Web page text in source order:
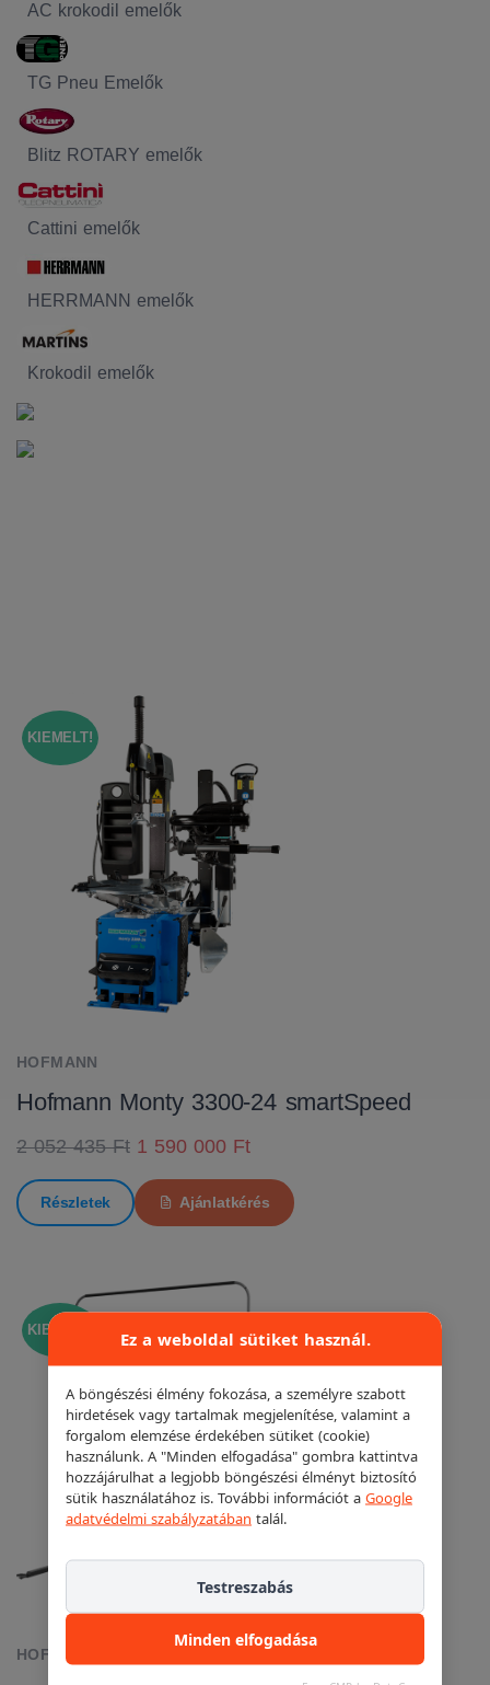
AC krokodil emelők
TG Pneu Emelők
Blitz ROTARY emelők
Cattini emelők
HERRMANN emelők
Krokodil emelők
KIEMELT!
HOFMANN
Hofmann Monty 3300-24 smartSpeed
2 052 435 Ft 1 590 000 Ft
Részletek Ajánlatkérés
KIEMELT!
HOFMANN
Ez a weboldal sütiket használ.
A böngészési élmény fokozása, a személyre szabott
hirdetések vagy tartalmak megjelenítése, valamint a
forgalom elemzése érdekében sütiket (cookie)
használunk. A "Minden elfogadása" gombra kattintva
hozzájárulhat a legjobb böngészési élményt biztosító
sütik használatához is. További információt a Google
adatvédelmi szabályzatában talál.
Minden elfogadása
Testreszabás